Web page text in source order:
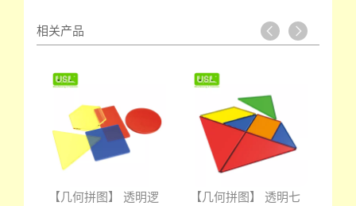
相关产品
【几何拼图】 透明逻
【几何拼图】 透明七